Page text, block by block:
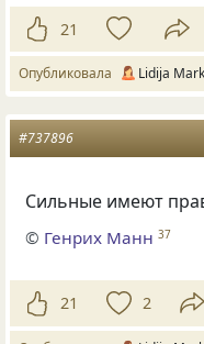
21
Опубликовала Lidija
#737896
Сильные имеют
© Генрих Манн 37
21 2